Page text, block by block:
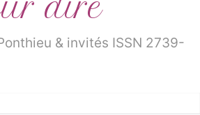
dire
& invités ISSN 2739-